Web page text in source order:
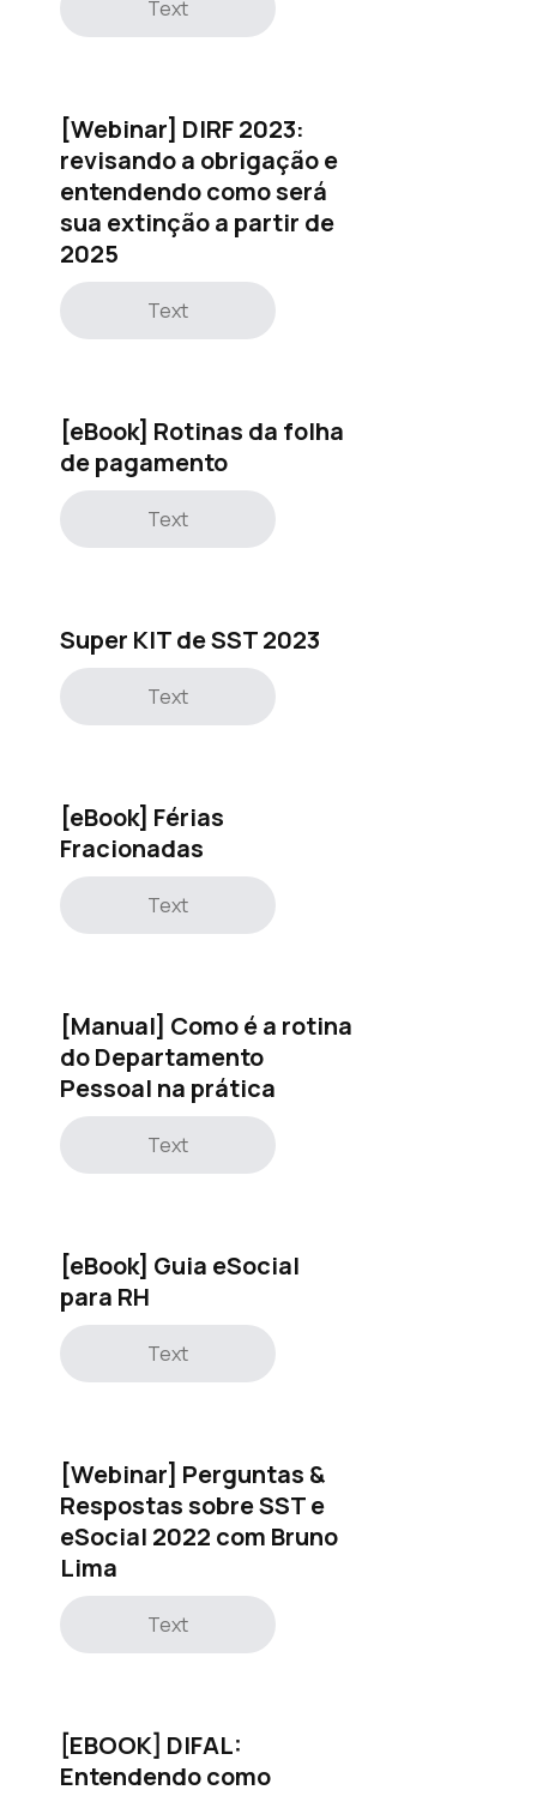
Text
[Webinar] DIRF 2023:
revisando a obrigação e
entendendo como será
sua extinção a partir de
2025
Text
[eBook] Rotinas da folha
de pagamento
Text
Super KIT de SST 2023
Text
[eBook] Férias
Fracionadas
Text
[Manual] Como é a rotina
do Departamento
Pessoal na prática
Text
[eBook] Guia eSocial
para RH
Text
[Webinar] Perguntas &
Respostas sobre SST e
eSocial 2022 com Bruno
Lima
Text
[EBOOK] DIFAL:
Entendendo como